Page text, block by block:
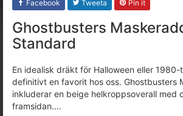
Facebook Tweeta Pin it
Ghostbusters
Standard
En idealisk dräkt för Halloween eller
definitivt en favorit hos oss. Ghostbusters
inkluderar en beige helkroppsoverall med
framsidan.…